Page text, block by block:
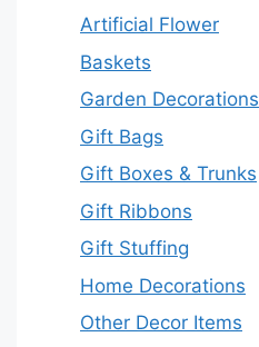
Artificial Flower
Baskets
Garden Decorations
Gift Bags
Gift Boxes & Trunks
Gift Ribbons
Gift Stuffing
Home Decorations
Other Decor Items